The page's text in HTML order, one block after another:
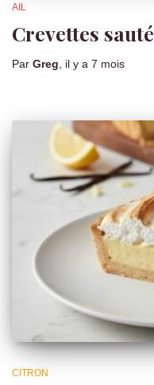
AIL
Crevettes
Par Greg , il y a 7 mois
CITRON